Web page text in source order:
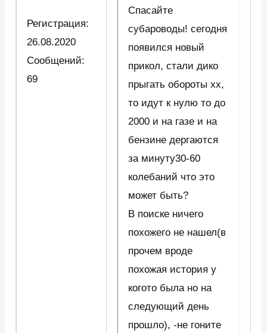
Регистрация:
26.08.2020
Сообщений:
69
Спасайте
субароводы! сегодня
появился новый
прикол, стали дико
прыгать обороты хх,
то идут к нулю то до
2000 и на газе и на
бензине дергаются
за минуту30-60
колебаний что это
может быть?
В поиске ничего
похожего не нашел(в
прочем вроде
похожая история у
когото была но на
следующий день
прошло), -не гоните